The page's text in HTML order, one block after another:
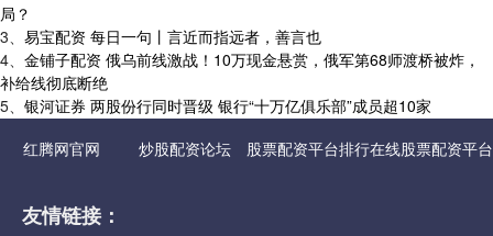
局？
3、 易宝配资 每日一句丨言近而指远者，善言也
4、 金铺子配资 俄乌前线激战！10万现金悬赏，俄军第68师渡桥被炸，
补给线彻底断绝
5、 银河证券 两股份行同时晋级 银行“十万亿俱乐部”成员超10家
红腾网官网
炒股配资论坛 股票配资平台排行在线股票配资平台
友情链接：